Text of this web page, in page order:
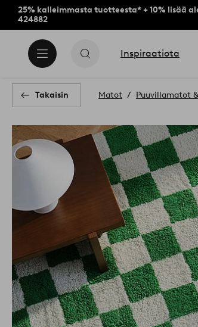
25% kalleimmasta tuotteesta* + 10% lisää
424882
Inspiraatiota
Takaisin Matot Puuvillamatot